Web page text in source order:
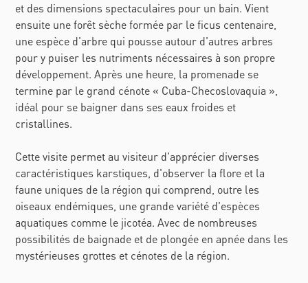
et des dimensions spectaculaires pour un bain. Vient
ensuite une forêt sèche formée par le ficus centenaire,
une espèce d'arbre qui pousse autour d'autres arbres
pour y puiser les nutriments nécessaires à son propre
développement. Après une heure, la promenade se
termine par le grand cénote « Cuba-Checoslovaquia »,
idéal pour se baigner dans ses eaux froides et
cristallines.
Cette visite permet au visiteur d'apprécier diverses
caractéristiques karstiques, d'observer la flore et la
faune uniques de la région qui comprend, outre les
oiseaux endémiques, une grande variété d'espèces
aquatiques comme le jicotéa. Avec de nombreuses
possibilités de baignade et de plongée en apnée dans les
mystérieuses grottes et cénotes de la région.